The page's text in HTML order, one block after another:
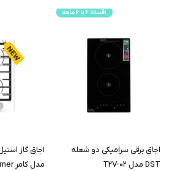
اجاق برقی سرامیکی دو شعله
DST مدل T2V-02
اجاق گاز
مدل کامر Camer